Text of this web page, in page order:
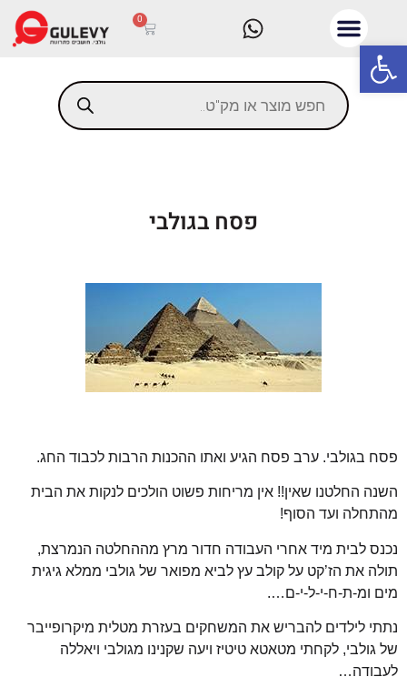
פתח סרגל נגישות
0
פסח בגולבי
פסח בגולבי. ערב פסח הגיע ואתו ההכנות הרבות לכבוד החג.
השנה החלטנו שאין!! אין מריחות פשוט הולכים לנקות את הבית
מהתחלה ועד הסוף!
נכנס לבית מיד אחרי העבודה חדור מרץ מההחלטה הנמרצת,
תולה את הז’קט על קולב עץ לביא מפואר של גולבי ממלא גיגית
מים ומ-ת-ח-י-ל-י-ם….
נתתי לילדים להבריש את המשחקים בעזרת מטלית מיקרופייבר
של גולבי, לקחתי מטאטא טיטיז ויעה שקנינו מגולבי ויאללה
לעבודה…